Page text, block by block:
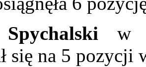
w
się na 5 pozycji